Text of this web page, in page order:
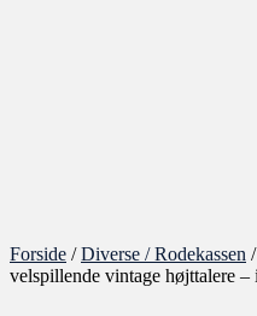
Forside /Diverse / Rodekassen
velspillende vintage højttalere